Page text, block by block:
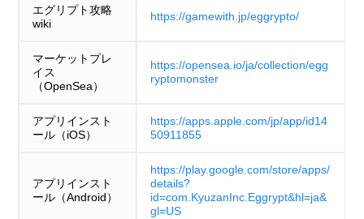
エグリプト攻略
wiki
https://gamewith.jp/eggrypto/
マーケットプレ
イス
（OpenSea）
https://opensea.io/ja/collection/egg
ryptomonster
アプリインスト
ール（iOS）
https://apps.apple.com/jp/app/id14
50911855
アプリインスト
ール（Android）
https://play.google.com/store/apps/
details?
id=com.KyuzanInc.Eggrypt&hl=ja&
gl=US